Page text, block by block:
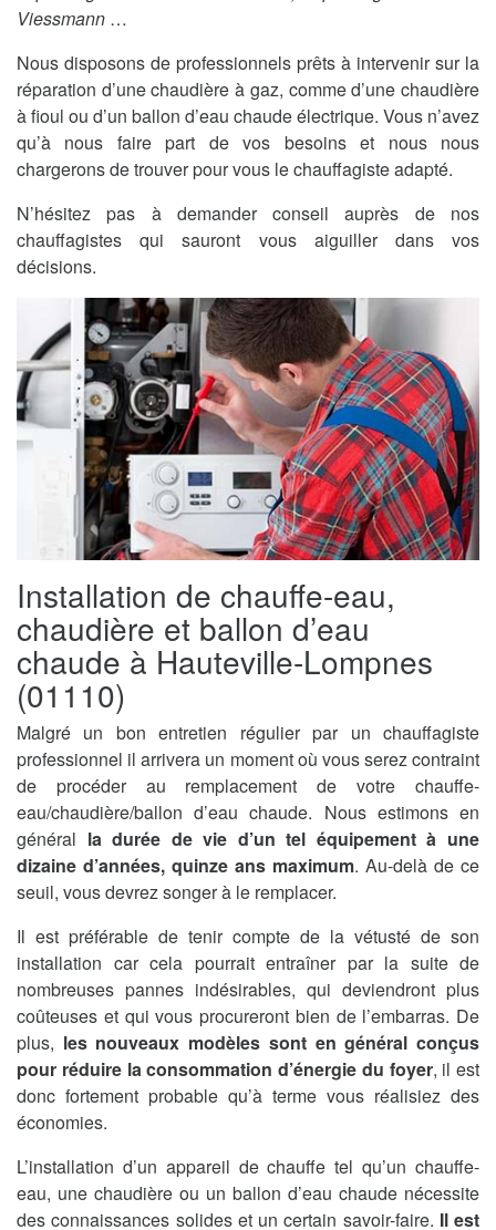
Viessmann …
Nous disposons de professionnels prêts à intervenir sur la
réparation d’une chaudière à gaz, comme d’une chaudière
à fioul ou d’un ballon d’eau chaude électrique. Vous n’avez
qu’à nous faire part de vos besoins et nous nous
chargerons de trouver pour vous le chauffagiste adapté.
N’hésitez pas à demander conseil auprès de nos
chauffagistes qui sauront vous aiguiller dans vos
décisions.
Installation de chauffe-eau,
chaudière et ballon d’eau
chaude à Hauteville-Lompnes
(01110)
Malgré un bon entretien régulier par un chauffagiste
professionnel il arrivera un moment où vous serez contraint
de procéder au remplacement de votre chauffe-
eau/chaudière/ballon d’eau chaude. Nous estimons en
général la durée de vie d’un tel équipement à une
dizaine d’années, quinze ans maximum. Au-delà de ce
seuil, vous devrez songer à le remplacer.
Il est préférable de tenir compte de la vétusté de son
installation car cela pourrait entraîner par la suite de
nombreuses pannes indésirables, qui deviendront plus
coûteuses et qui vous procureront bien de l’embarras. De
plus, les nouveaux modèles sont en général conçus
pour réduire la consommation d’énergie du foyer, il est
donc fortement probable qu’à terme vous réalisiez des
économies.
L’installation d’un appareil de chauffe tel qu’un chauffe-
eau, une chaudière ou un ballon d’eau chaude nécessite
des connaissances solides et un certain savoir-faire. Il est